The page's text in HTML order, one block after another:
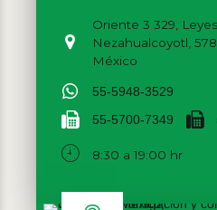
Oriente 3 329,
Nezahualcoyotl,
México
55-5948-3529
55-5700-7349
8:30 a 19:00 hr